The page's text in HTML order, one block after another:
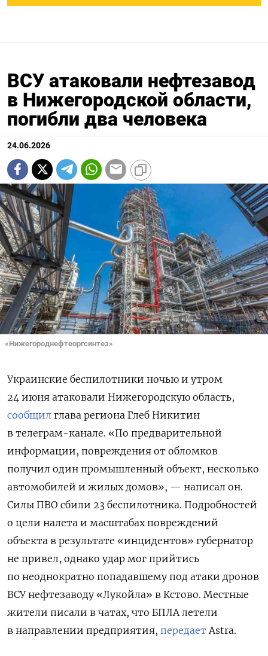
ВСУ атаковали нефтезавод
в Нижегородской области,
погибли два человека
24.06.2026
«Нижегороднефтеоргсинтез»
Украинские беспилотники ночью и утром
24 июня атаковали Нижегородскую область,
сообщил глава региона Глеб Никитин
в телеграм-канале. «По предварительной
информации, повреждения от обломков
получил один промышленный объект, несколько
автомобилей и жилых домов», — написал он.
Силы ПВО сбили 23 беспилотника. Подробностей
о цели налета и масштабах повреждений
объекта в результате «инцидентов» губернатор
не привел, однако удар мог прийтись
по неоднократно попадавшему под атаки дронов
ВСУ нефтезаводу «Лукойла» в Кстово. Местные
жители писали в чатах, что БПЛА летели
в направлении предприятия, передаетAstra.